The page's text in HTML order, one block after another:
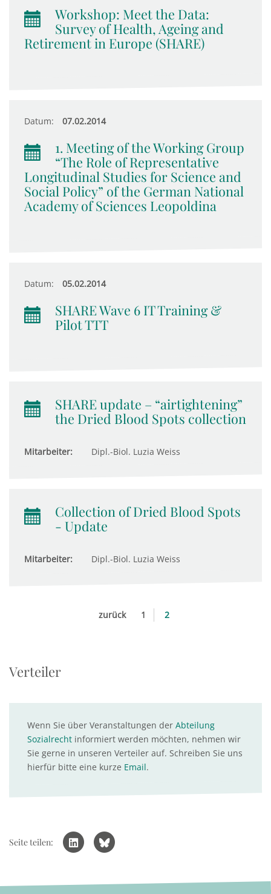
Workshop: Meet the Data:
Survey of Health, Ageing and
Retirement in Europe (SHARE)
Datum: 07.02.2014
1. Meeting of the Working Group
“The Role of Representative
Longitudinal Studies for Science and
Social Policy” of the German National
Academy of Sciences Leopoldina
Datum: 05.02.2014
SHARE Wave 6 IT Training &
Pilot TTT
SHARE update – “airtightening”
the Dried Blood Spots collection
Mitarbeiter: Dipl.-Biol. Luzia Weiss
Collection of Dried Blood Spots
- Update
Mitarbeiter: Dipl.-Biol. Luzia Weiss
zurück 1 2
Verteiler
Wenn Sie über Veranstaltungen der Abteilung
Sozialrecht informiert werden möchten, nehmen wir
Sie gerne in unseren Verteiler auf. Schreiben Sie uns
hierfür bitte eine kurze Email.
Seite teilen: